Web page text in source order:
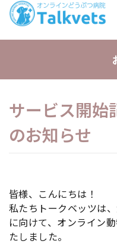
サービス開始
のお知らせ
皆様、こんにちは！
私たちトークベッツは
に向けて、オンライン
たしました。